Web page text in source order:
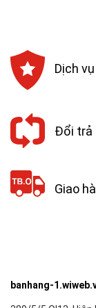
Dịch
Đổi trả
Giao
banhang-